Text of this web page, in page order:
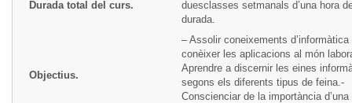
Durada total del curs.
duesclasses setmanals d’una hora
durada.
Objectius.
– Assolir coneixements d’informàtica
conèixer les aplicacions al món
Aprendre a discernir les eines
segons els diferents tipus de feina.-
Conscienciar de la importància d’una